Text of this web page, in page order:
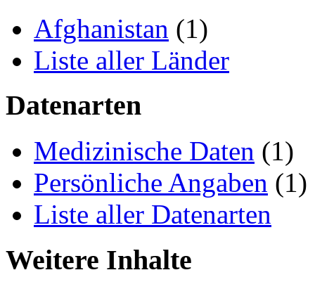
Afghanistan (1)
Liste aller Länder
Datenarten
Medizinische Daten (1)
Persönliche Angaben (1)
Liste aller Datenarten
Weitere Inhalte